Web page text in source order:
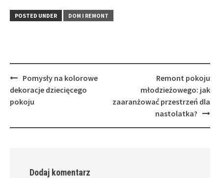
POSTED UNDER DOM I REMONT
Post
navigation
Pomysły na kolorowe
dekoracje dziecięcego
pokoju
Remont pokoju
młodzieżowego: jak
zaaranżować przestrzeń dla
nastolatka?
Dodaj komentarz